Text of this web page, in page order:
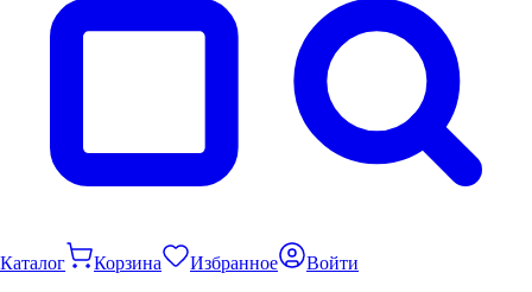
Каталог Корзина Избранное Войти